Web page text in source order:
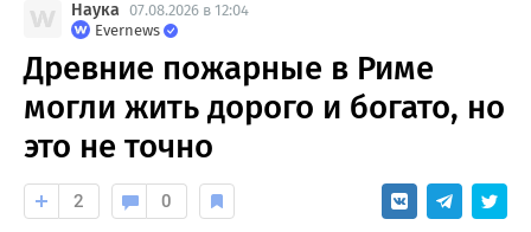
Наука 07.08.2026 в 12:04
Evernews
Древние пожарные в Риме
могли жить дорого и богато, но
это не точно
2 0